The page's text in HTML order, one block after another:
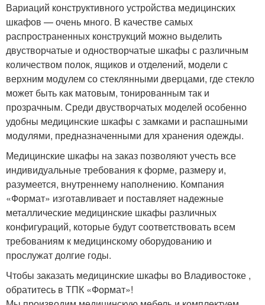
Вариаций конструктивного устройства медицинских
шкафов — очень много. В качестве самых
распространенных конструкций можно выделить
двустворчатые и одностворчатые шкафы с различным
количеством полок, ящиков и отделений, модели с
верхним модулем со стеклянными дверцами, где стекло
может быть как матовым, тонированным так и
прозрачным. Среди двустворчатых моделей особенно
удобны медицинские шкафы с замками и распашными
модулями, предназначенными для хранения одежды.
Медицинские шкафы на заказ позволяют учесть все
индивидуальные требования к форме, размеру и,
разумеется, внутреннему наполнению. Компания
«Формат» изготавливает и поставляет надежные
металлические медицинские шкафы различных
конфигураций, которые будут соответствовать всем
требованиям к медицинскому оборудованию и
прослужат долгие годы.
Чтобы заказать медицинские шкафы во Владивостоке ,
обратитесь в ТПК «Формат»!